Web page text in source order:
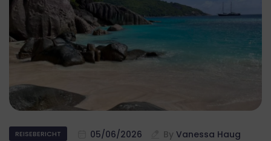
REISEBERICHT 05/06/2026 By Vanessa Haug